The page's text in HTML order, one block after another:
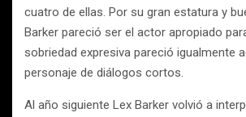
cuatro de ellas. Por su gran estatura y
Barker pareció ser el actor apropiado
sobriedad expresiva pareció igualmente
personaje de diálogos cortos.
Al año siguiente Lex Barker volvió a